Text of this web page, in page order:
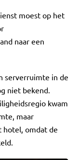
moest op het
naar een
serverruimte in de
niet bekend.
kwam
maar
hotel, omdat de